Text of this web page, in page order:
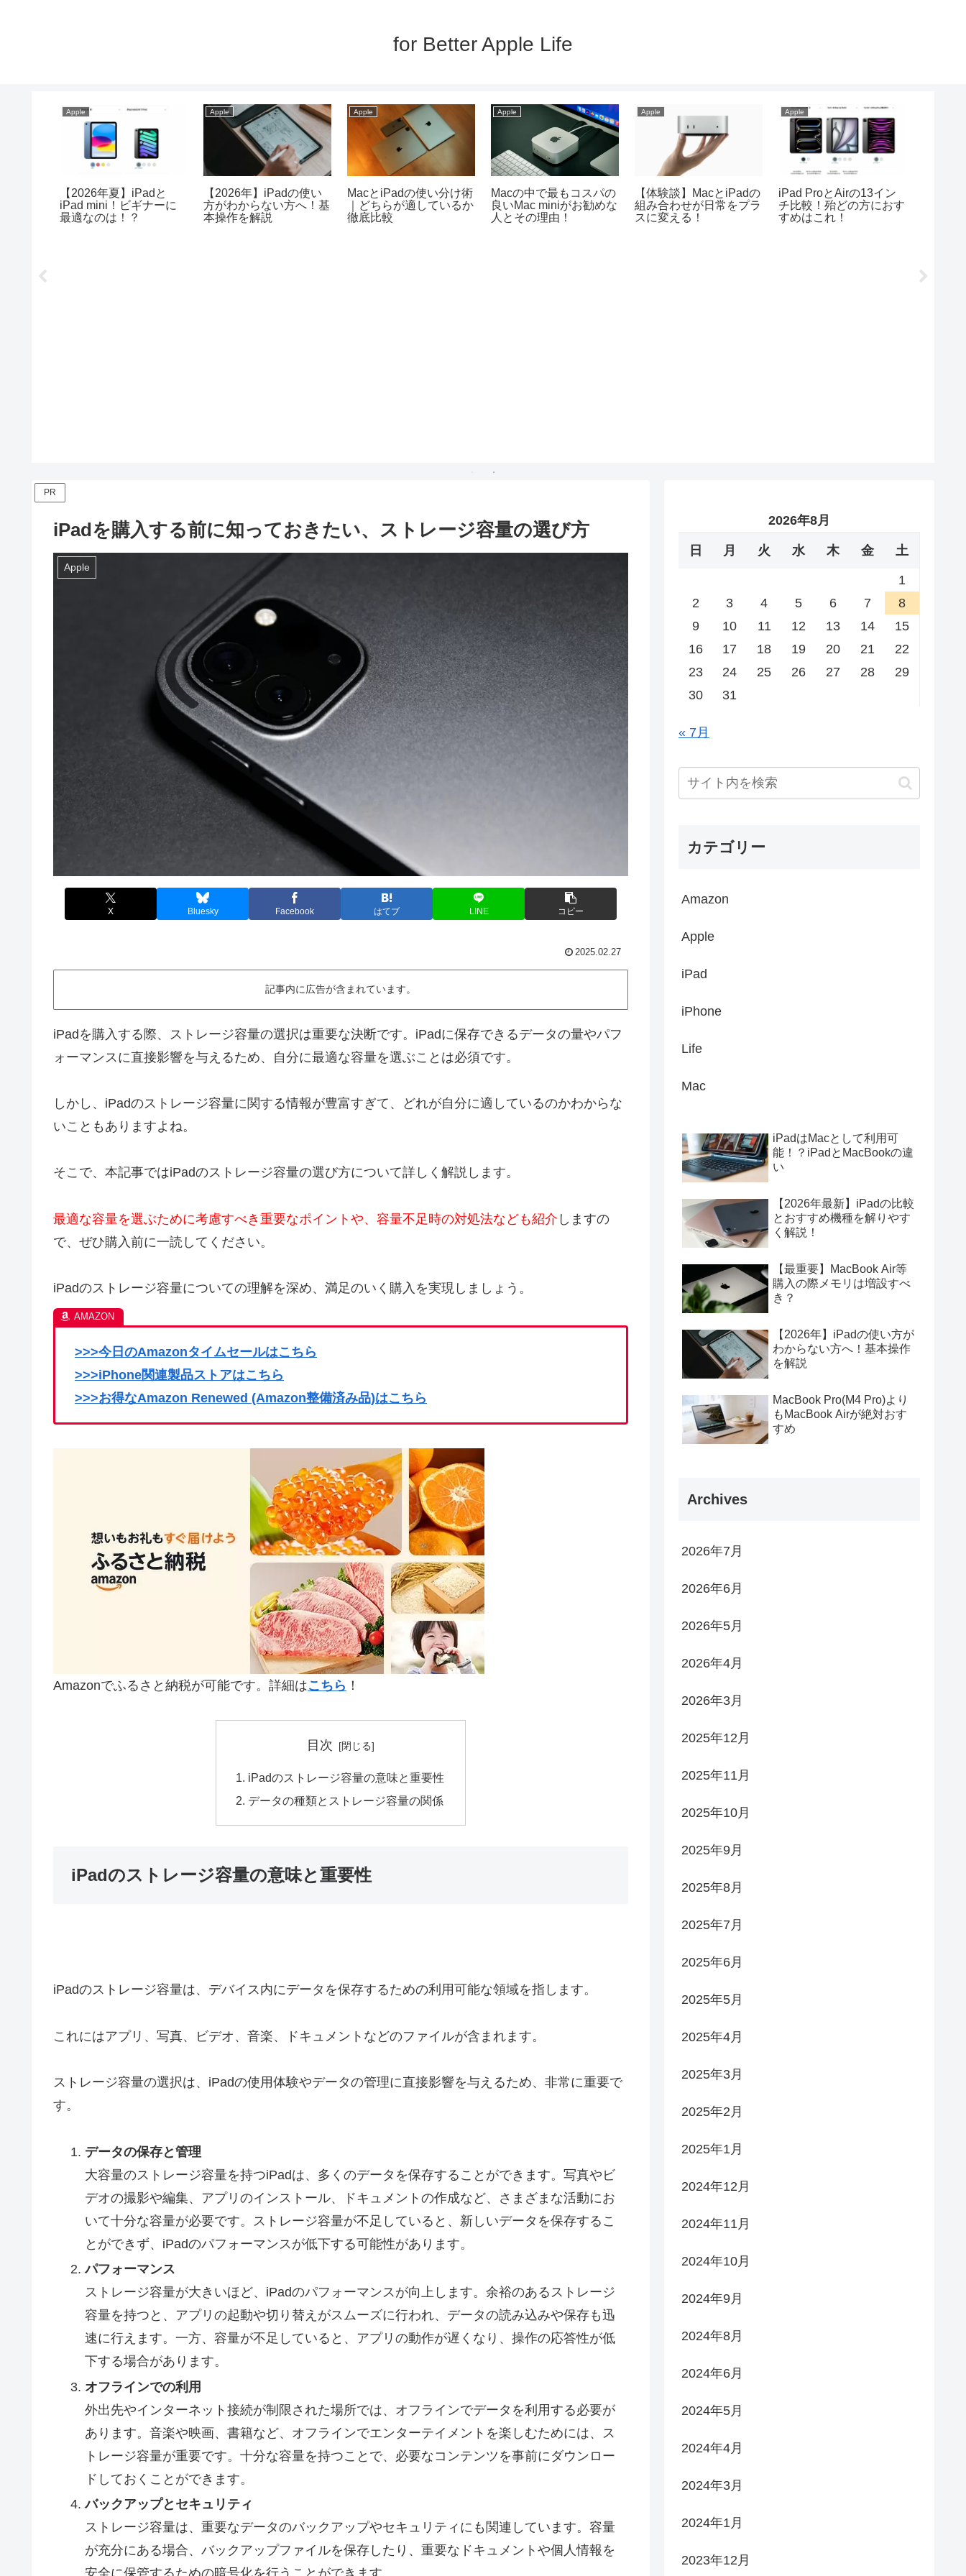
for Better Apple Life
Apple
【2026年夏】iPadと
iPad mini！ビギナーに
最適なのは！？
Apple
【2026年】iPadの使い
方がわからない方へ！基
本操作を解説
Apple
MacとiPadの使い分け術
｜どちらが適しているか
徹底比較
Apple
Macの中で最もコスパの
良いMac miniがお勧めな
人とその理由！
Apple
【体験談】MacとiPadの
組み合わせが日常をプラ
スに変える！
Apple
iPad ProとAirの13イン
チ比較！殆どの方におす
すめはこれ！
PR
iPadを購入する前に知っておきたい、ストレージ容量の選び方
Apple
X Bluesky Facebook はてブ LINE コピー
2025.02.27
記事内に広告が含まれています。
iPadを購入する際、ストレージ容量の選択は重要な決断です。iPadに保存できるデータの量やパフ
ォーマンスに直接影響を与えるため、自分に最適な容量を選ぶことは必須です。
しかし、iPadのストレージ容量に関する情報が豊富すぎて、どれが自分に適しているのかわからな
いこともありますよね。
そこで、本記事ではiPadのストレージ容量の選び方について詳しく解説します。
最適な容量を選ぶために考慮すべき重要なポイントや、容量不足時の対処法なども紹介 しますの
で、ぜひ購入前に一読してください。
iPadのストレージ容量についての理解を深め、満足のいく購入を実現しましょう。
>>>今日のAmazonタイムセールはこちら
>>>iPhone関連製品ストアはこちら
>>>お得なAmazon Renewed (Amazon整備済み品)はこちら
Amazonでふるさと納税が可能です。詳細はこちら ！
目次
iPadのストレージ容量の意味と重要性
データの種類とストレージ容量の関係
iPadのストレージ容量の意味と重要性
iPadのストレージ容量は、デバイス内にデータを保存するための利用可能な領域を指します。
これにはアプリ、写真、ビデオ、音楽、ドキュメントなどのファイルが含まれます。
ストレージ容量の選択は、iPadの使用体験やデータの管理に直接影響を与えるため、非常に重要で
す。
データの保存と管理
大容量のストレージ容量を持つiPadは、多くのデータを保存することができます。写真やビ
デオの撮影や編集、アプリのインストール、ドキュメントの作成など、さまざまな活動にお
いて十分な容量が必要です。ストレージ容量が不足していると、新しいデータを保存するこ
とができず、iPadのパフォーマンスが低下する可能性があります。
パフォーマンス
ストレージ容量が大きいほど、iPadのパフォーマンスが向上します。余裕のあるストレージ
容量を持つと、アプリの起動や切り替えがスムーズに行われ、データの読み込みや保存も迅
速に行えます。一方、容量が不足していると、アプリの動作が遅くなり、操作の応答性が低
下する場合があります。
オフラインでの利用
外出先やインターネット接続が制限された場所では、オフラインでデータを利用する必要が
あります。音楽や映画、書籍など、オフラインでエンターテイメントを楽しむためには、ス
トレージ容量が重要です。十分な容量を持つことで、必要なコンテンツを事前にダウンロー
ドしておくことができます。
バックアップとセキュリティ
ストレージ容量は、重要なデータのバックアップやセキュリティにも関連しています。容量
が充分にある場合、バックアップファイルを保存したり、重要なドキュメントや個人情報を
2026年8月
日 月 火 水 木 金 土
1
2
3 4 5 6 7
8
9
10 11 12 13 14
15
16
17 18 19 20 21
22
23
24 25 26 27 28
29
30
31
« 7月
カテゴリー
Amazon
Apple
iPad
iPhone
Life
Mac
iPadはMacとして利用可
能！？iPadとMacBookの違
い
【2026年最新】iPadの比較
とおすすめ機種を解りやす
く解説！
【最重要】MacBook Air等
購入の際メモリは増設すべ
き？
【2026年】iPadの使い方が
わからない方へ！基本操作
を解説
MacBook Pro(M4 Pro)より
もMacBook Airが絶対おす
すめ
Archives
2026年7月
2026年6月
2026年5月
2026年4月
2026年3月
2025年12月
2025年11月
2025年10月
2025年9月
2025年8月
2025年7月
2025年6月
2025年5月
2025年4月
2025年3月
2025年2月
2025年1月
2024年12月
2024年11月
2024年10月
2024年9月
2024年8月
2024年6月
2024年5月
2024年4月
2024年3月
2024年1月
2023年12月